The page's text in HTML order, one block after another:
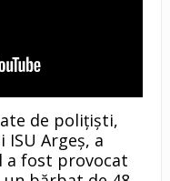
de polițiști,
Argeș, a
a fost provocat